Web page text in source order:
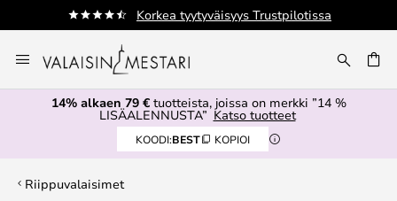
Korkea tyytyväisyys Trustpilotissa
to
Content
14% alkaen 79 €tuotteista, joissa on merkki ”14 %
LISÄALENNUSTA” Katso tuotteet
KOODI:BEST KOPIOI
Riippuvalaisimet